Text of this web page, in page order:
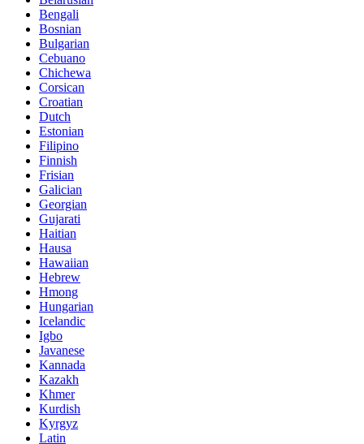
Bengali
Bosnian
Bulgarian
Cebuano
Chichewa
Corsican
Croatian
Dutch
Estonian
Filipino
Finnish
Frisian
Galician
Georgian
Gujarati
Haitian
Hausa
Hawaiian
Hebrew
Hmong
Hungarian
Icelandic
Igbo
Javanese
Kannada
Kazakh
Khmer
Kurdish
Kyrgyz
Latin